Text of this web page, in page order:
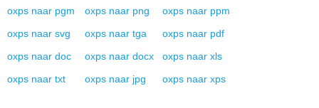
oxps naar pgm oxps naar png oxps naar ppm
oxps naar svg oxps naar tga oxps naar pdf
oxps naar doc oxps naar docx oxps naar xls
oxps naar txt oxps naar jpg oxps naar xps